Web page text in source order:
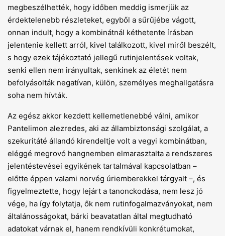
megbeszélhették, hogy időben meddig ismerjük az
érdektelenebb részleteket, egyből a sűrűjébe vágott,
onnan indult, hogy a kombinátnál kéthetente írásban
jelentenie kellett arról, kivel találkozott, kivel miről beszélt,
s hogy ezek tájékoztató jellegű rutinjelentések voltak,
senki ellen nem irányultak, senkinek az életét nem
befolyásolták negatívan, külön, személyes meghallgatásra
soha nem hívták.
Az egész akkor kezdett kellemetlenebbé válni, amikor
Pantelimon alezredes, aki az állambiztonsági szolgálat, a
szekuritáté állandó kirendeltje volt a vegyi kombinátban,
eléggé megrovó hangnemben elmarasztalta a rendszeres
jelentéstevései egyikének tartalmával kapcsolatban –
előtte éppen valami norvég úriemberekkel tárgyalt –, és
figyelmeztette, hogy lejárt a tanonckodása, nem lesz jó
vége, ha így folytatja, ők nem rutinfogalmazványokat, nem
általánosságokat, bárki beavatatlan által megtudható
adatokat várnak el, hanem rendkívüli konkrétumokat,